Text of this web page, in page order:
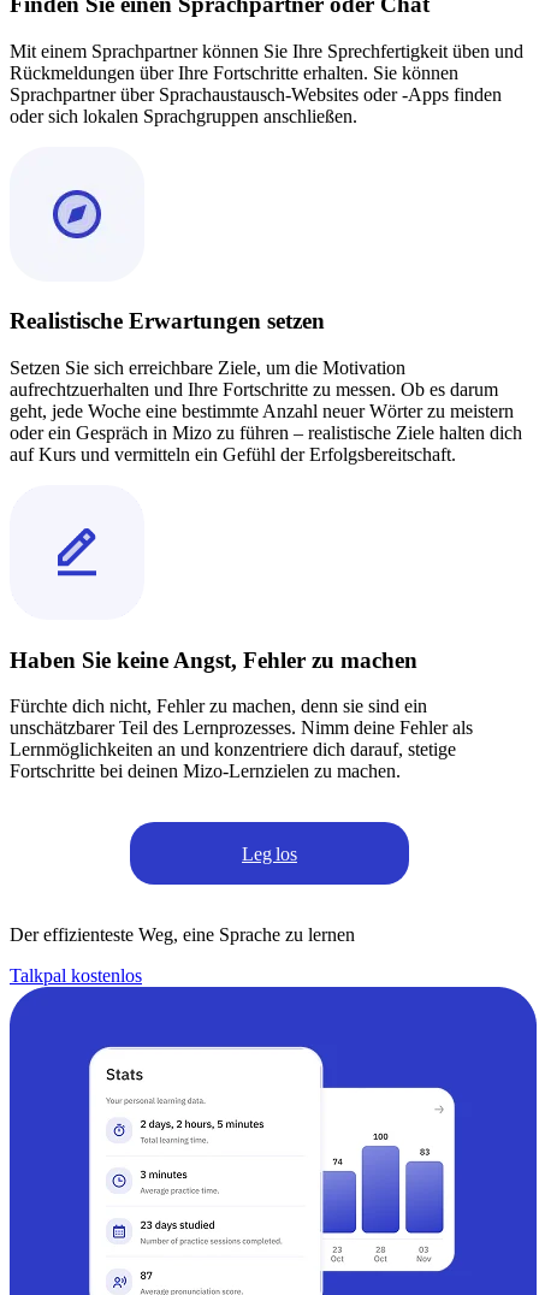
Mit einem Sprachpartner können Sie Ihre Sprechfertigkeit üben und
Rückmeldungen über Ihre Fortschritte erhalten. Sie können
Sprachpartner über Sprachaustausch-Websites oder -Apps finden
oder sich lokalen Sprachgruppen anschließen.
Realistische Erwartungen setzen
Setzen Sie sich erreichbare Ziele, um die Motivation
aufrechtzuerhalten und Ihre Fortschritte zu messen. Ob es darum
geht, jede Woche eine bestimmte Anzahl neuer Wörter zu meistern
oder ein Gespräch in Mizo zu führen – realistische Ziele halten dich
auf Kurs und vermitteln ein Gefühl der Erfolgsbereitschaft.
Haben Sie keine Angst, Fehler zu machen
Fürchte dich nicht, Fehler zu machen, denn sie sind ein
unschätzbarer Teil des Lernprozesses. Nimm deine Fehler als
Lernmöglichkeiten an und konzentriere dich darauf, stetige
Fortschritte bei deinen Mizo-Lernzielen zu machen.
Leg los
Der effizienteste Weg, eine Sprache zu lernen
Talkpal kostenlos